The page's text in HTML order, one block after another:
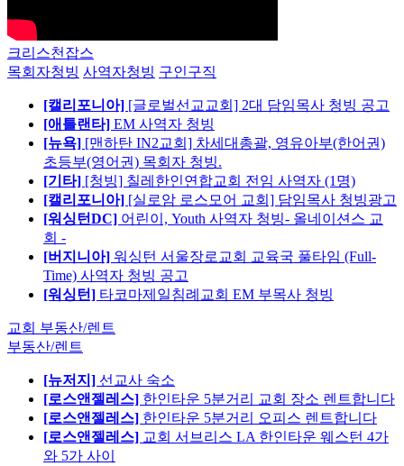
크리스천잡스
목회자청빙 사역자청빙 구인구직
[캘리포니아] [글로벌선교교회] 2대 담임목사 청빙 공고
[애틀랜타] EM 사역자 청빙
[뉴욕] [맨하탄 IN2교회] 차세대총괄, 영유아부(한어권)
초등부(영어권) 목회자 청빙.
[기타] [청빙] 칠레한인연합교회 전임 사역자 (1명)
[캘리포니아] [실로암 로스모어 교회] 담임목사 청빙광고
[워싱턴DC] 어린이, Youth 사역자 청빙- 올네이션스 교
회 -
[버지니아] 워싱턴 서울장로교회 교육국 풀타임 (Full-
Time) 사역자 청빙 공고
[워싱턴] 타코마제일침례교회 EM 부목사 청빙
교회 부동산/렌트
부동산/렌트
[뉴저지] 선교사 숙소
[로스앤젤레스] 한인타운 5분거리 교회 장소 렌트합니다
[로스앤젤레스] 한인타운 5분거리 오피스 렌트합니다
[로스앤젤레스] 교회 서브리스 LA 한인타운 웨스턴 4가
와 5가 사이